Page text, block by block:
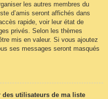
les autres membres du
d’amis seront affichés dans
rapide, voir leur état de
privés. Selon les thèmes
mis en valeur. Si vous ajoutez
ses messages seront masqués
utilisateurs de ma liste